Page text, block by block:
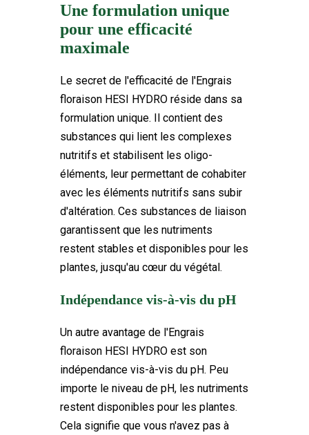
Une formulation unique
pour une efficacité
maximale
Le secret de l'efficacité de l'Engrais
floraison HESI HYDRO réside dans sa
formulation unique. Il contient des
substances qui lient les complexes
nutritifs et stabilisent les oligo-
éléments, leur permettant de cohabiter
avec les éléments nutritifs sans subir
d'altération. Ces substances de liaison
garantissent que les nutriments
restent stables et disponibles pour les
plantes, jusqu'au cœur du végétal.
Indépendance vis-à-vis du pH
Un autre avantage de l'Engrais
floraison HESI HYDRO est son
indépendance vis-à-vis du pH. Peu
importe le niveau de pH, les nutriments
restent disponibles pour les plantes.
Cela signifie que vous n'avez pas à